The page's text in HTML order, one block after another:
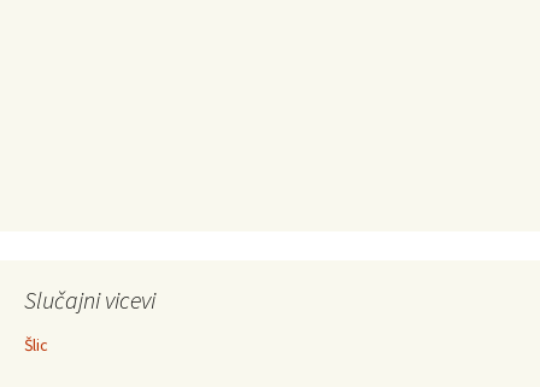
Slučajni vicevi
Šlic